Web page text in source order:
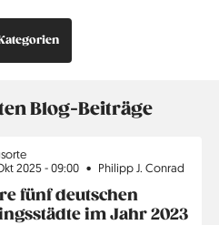
Blog-Beiträge
2025 - 09:00
Philipp J. Conrad
fünf deutschen
im Jahr 2023